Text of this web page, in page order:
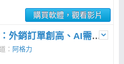
購買軟體，觀看影片
【訂閱影音】第149集：外銷訂單創高、AI需求續強！台股還有多少空間？
： 阿格力